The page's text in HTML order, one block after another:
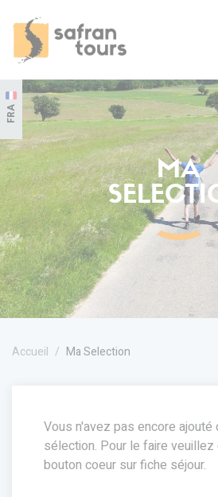
FRA
MA
Accueil Ma Selection
Vous n'avez pas encore ajouté
sélection. Pour le faire veuillez
bouton coeur sur fiche séjour.